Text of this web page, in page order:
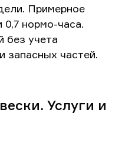
Примерное
0,7 нормо-часа.
без учета
запасных частей.
Услуги и